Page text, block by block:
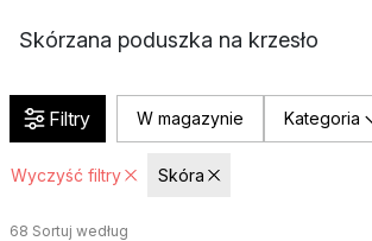
Skórzana poduszka na krzesło
Filtry W magazynie Kategoria
Wyczyść filtry Skóra
68 Sortuj według